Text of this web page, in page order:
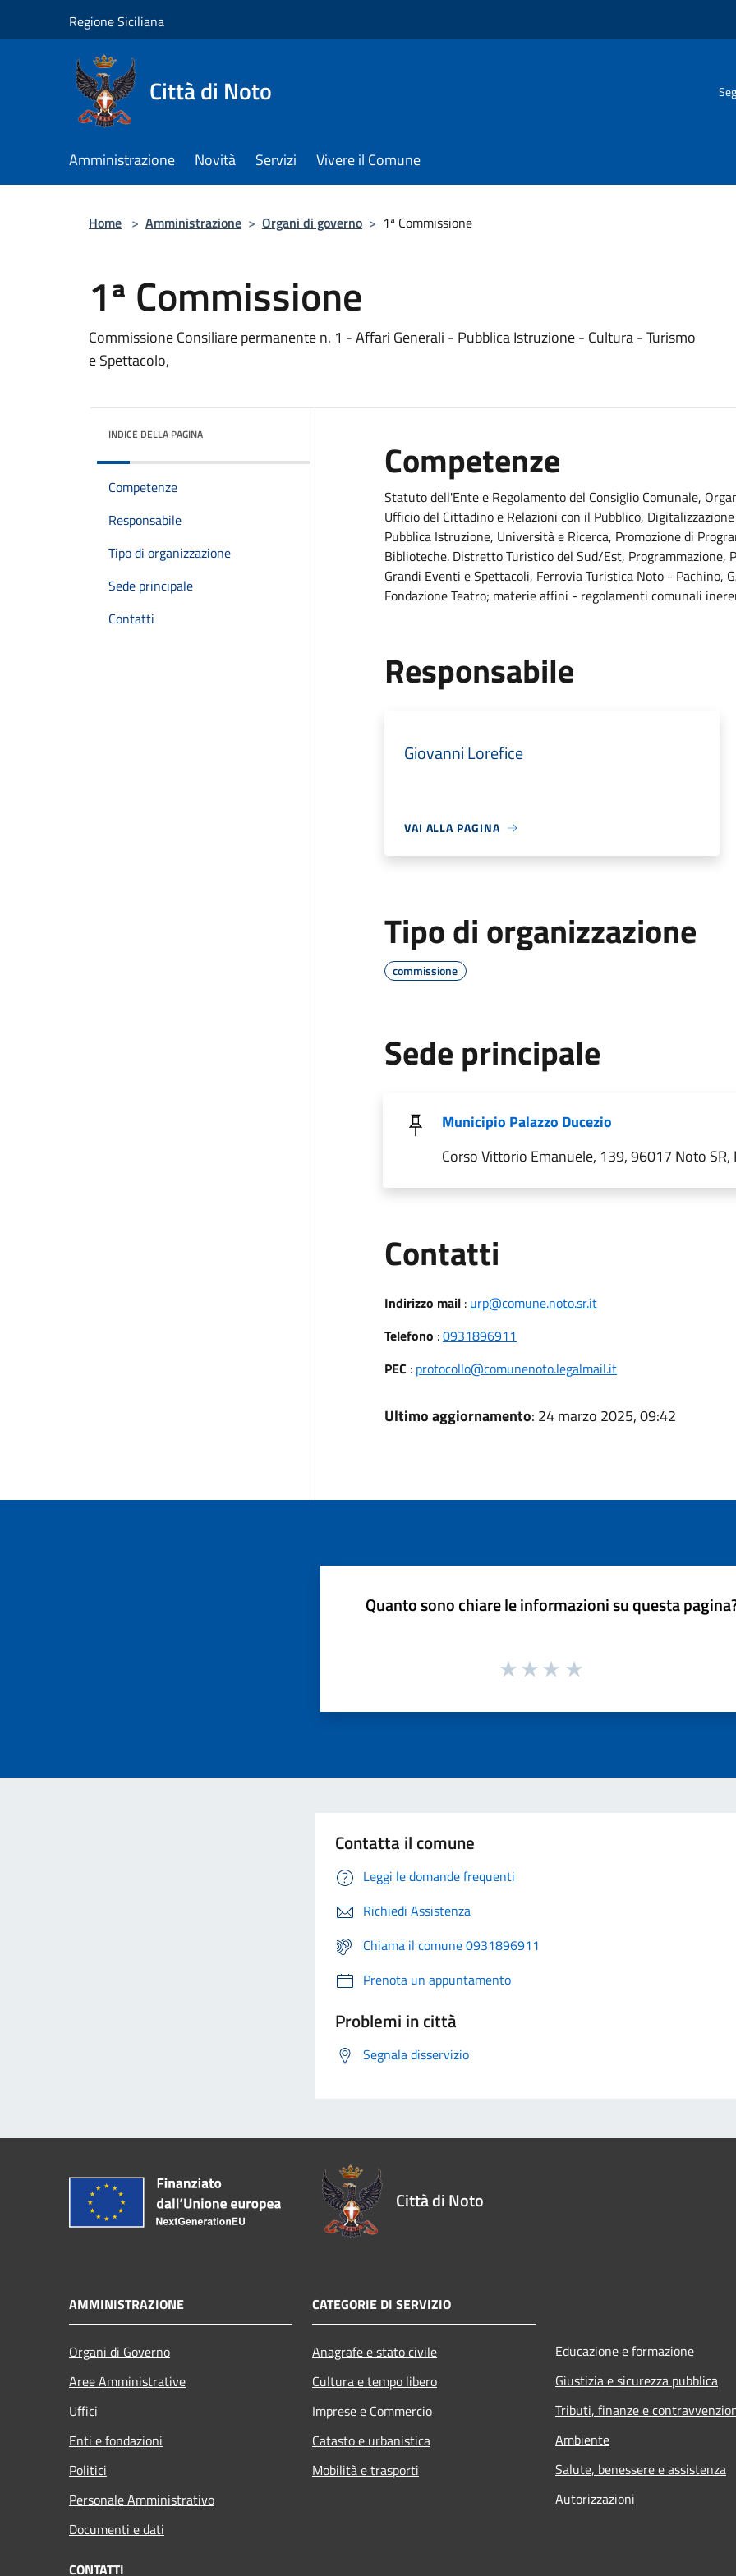
Regione Siciliana
Città di Noto
Amministrazione Novità Servizi Vivere il Comune
Home > Amministrazione > Organi di governo > 1ª Commissione
1ª Commissione
Commissione Consiliare permanente n. 1 - Affari Generali - Pubblica Istruzione - Cultura - Turismo
e Spettacolo,
INDICE DELLA PAGINA
Competenze
Responsabile
Tipo di organizzazione
Sede principale
Contatti
Competenze
Statuto dell'Ente e Regolamento del Consiglio Comunale,
Ufficio del Cittadino e Relazioni con il Pubblico,
Pubblica Istruzione, Università e Ricerca, Promozione di
Biblioteche. Distretto Turistico del Sud/Est, Programmazione,
Grandi Eventi e Spettacoli, Ferrovia Turistica Noto - Pachino,
Fondazione Teatro; materie affini - regolamenti comunali
Responsabile
Giovanni Lorefice
VAI ALLA PAGINA
Tipo di organizzazione
commissione
Sede principale
Municipio Palazzo Ducezio
Corso Vittorio Emanuele, 139, 96017 Noto SR,
Contatti
Indirizzo mail: urp@comune.noto.sr.it
Telefono :0931896911
PEC : protocollo@comunenoto.legalmail.it
Ultimo aggiornamento: 24 marzo 2025, 09:42
Quanto sono chiare le informazioni su questa
Contatta il comune
Leggi le domande frequenti
Richiedi Assistenza
Chiama il comune 0931896911
Prenota un appuntamento
Problemi in città
Segnala disservizio
Città di Noto
AMMINISTRAZIONE
Organi di Governo
Aree Amministrative
Uffici
Enti e fondazioni
Politici
Personale Amministrativo
Documenti e dati
CATEGORIE DI SERVIZIO
Anagrafe e stato civile
Cultura e tempo libero
Imprese e Commercio
Catasto e urbanistica
Mobilità e trasporti
Educazione e formazione
Giustizia e sicurezza pubblica
Tributi, finanze e
Ambiente
Salute, benessere e assistenza
Autorizzazioni
CONTATTI